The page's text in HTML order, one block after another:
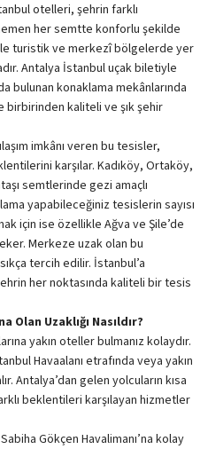
otelleri, şehrin farklı
her semtte konforlu şekilde
turistik ve merkezî bölgelerde yer
Antalya İstanbul uçak biletiyle
bulunan konaklama mekânlarında
birbirinden kaliteli ve şık şehir
imkânı veren bu tesisler,
karşılar. Kadıköy, Ortaköy,
semtlerinde gezi amaçlı
yapabileceğiniz tesislerin sayısı
için ise özellikle Ağva ve Şile’de
Merkeze uzak olan bu
tercih edilir. İstanbul’a
her noktasında kaliteli bir tesis
Uzaklığı Nasıldır?
yakın oteller bulmanız kolaydır.
Havaalanı etrafında veya yakın
Antalya’dan gelen yolcuların kısa
beklentileri karşılayan hizmetler
Gökçen Havalimanı’na kolay